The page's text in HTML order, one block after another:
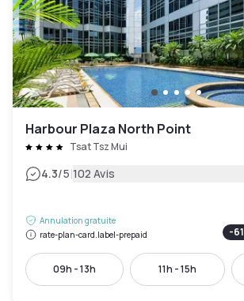
Harbour Plaza North Point
Tsat Tsz Mui
4.3/5|102 Avis
Annulation gratuite
rate-plan-card.label-prepaid
-61
09h - 13h 11h - 15h